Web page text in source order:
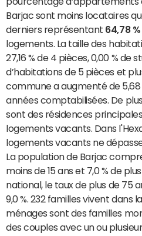
Barjac sont moins locataires
derniers représentant 64,78 %
logements. La taille des
27,16 % de 4 pièces, 0,00 % de
d’habitations de 5 pièces et
commune a augmenté de 5,68
années comptabilisées. De
sont des résidences
logements vacants. Dans
logements vacants ne dépasse
La population de Barjac
moins de 15 ans et 7,0 % de
national, le taux de plus de 75
9,0 %. 232 familles vivent dans
ménages sont des familles
des couples avec un ou